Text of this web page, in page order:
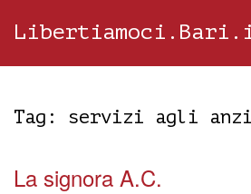
Tag: servizi agli
La signora A.C.